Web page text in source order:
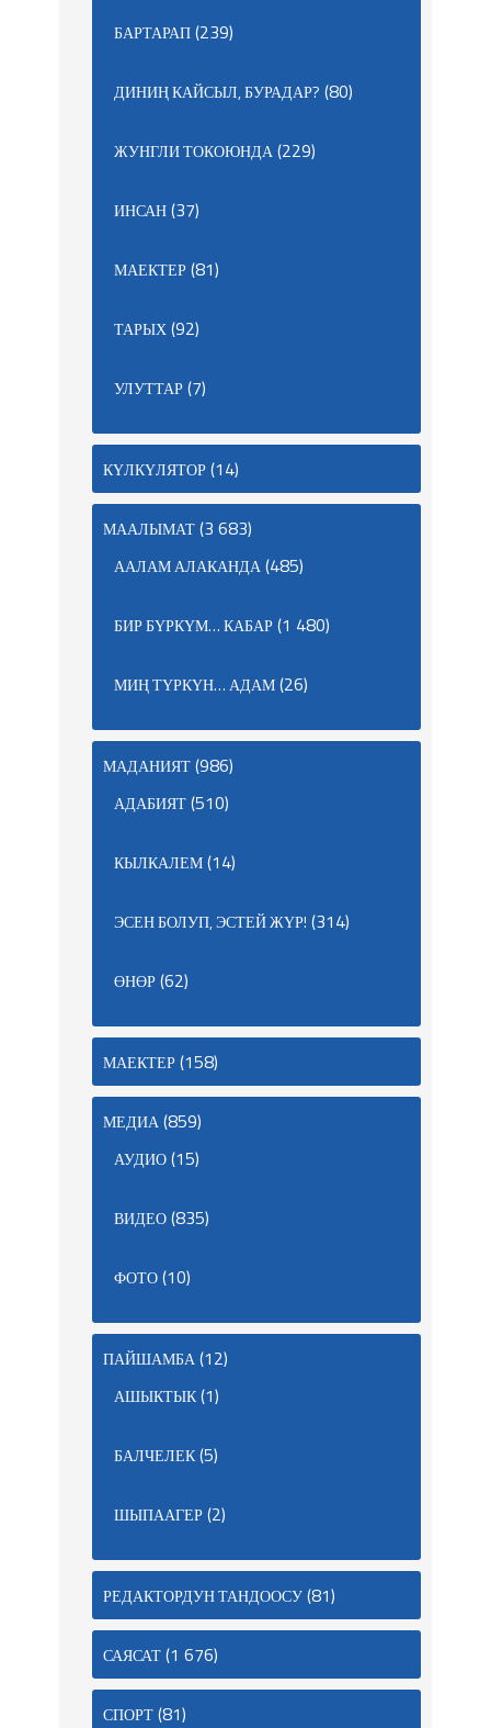
БАРТАРАП(239)
ДИНИҢ КАЙСЫЛ, БУРАДАР? (80)
ЖУНГЛИ ТОКОЮНДА(229)
ИНСАН(37)
МАЕКТЕР(81)
ТАРЫХ(92)
УЛУТТАР(7)
КҮЛКҮЛЯТОР(14)
МААЛЫМАТ(3 683)
ААЛАМ АЛАКАНДА(485)
БИР БҮРКҮМ… КАБАР(1 480)
МИҢ ТҮРКҮН… АДАМ(26)
МАДАНИЯТ(986)
АДАБИЯТ(510)
КЫЛКАЛЕМ(14)
ЭСЕН БОЛУП, ЭСТЕЙ ЖҮР! (314)
ӨНӨР(62)
МАЕКТЕР(158)
МЕДИА(859)
АУДИО(15)
ВИДЕО(835)
ФОТО(10)
ПАЙШАМБА(12)
АШЫКТЫК(1)
БАЛЧЕЛЕК(5)
ШЫПААГЕР(2)
РЕДАКТОРДУН ТАНДООСУ(81)
САЯСАТ(1 676)
СПОРТ(81)